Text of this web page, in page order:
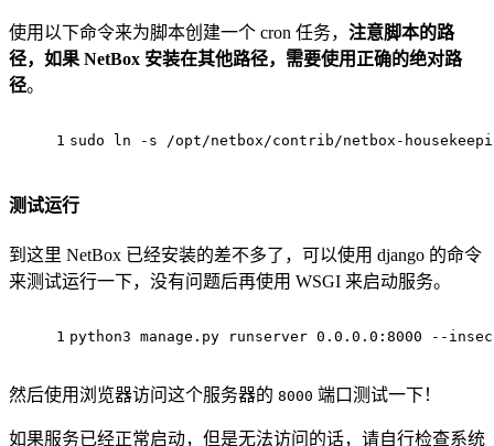
使用以下命令来为脚本创建一个 cron 任务， 注意脚本的路
径，如果 NetBox 安装在其他路径，需要使用正确的绝对路
径。
1 sudo ln -s /opt/netbox/contrib/netbox-
测试运行
到这里 NetBox 已经安装的差不多了，可以使用 django 的命令
来测试运行一下，没有问题后再使用 WSGI 来启动服务。
1 python3 manage.py runserver 0.0.0.0:8000 --
然后使用浏览器访问这个服务器的 8000 端口测试一下！
如果服务已经正常启动，但是无法访问的话，请自行检查系统